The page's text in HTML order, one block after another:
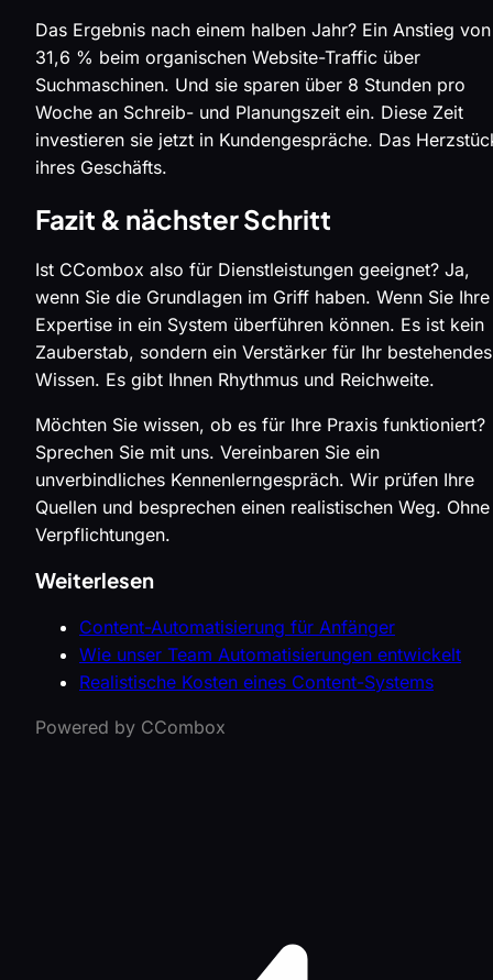
Das Ergebnis nach einem halben Jahr? Ein Anstieg von
31,6 % beim organischen Website-Traffic über
Suchmaschinen. Und sie sparen über 8 Stunden pro
Woche an Schreib- und Planungszeit ein. Diese Zeit
investieren sie jetzt in Kundengespräche. Das
ihres Geschäfts.
Fazit & nächster Schritt
Ist CCombox also für Dienstleistungen geeignet? Ja,
wenn Sie die Grundlagen im Griff haben. Wenn Sie Ihre
Expertise in ein System überführen können. Es ist kein
Zauberstab, sondern ein Verstärker für Ihr bestehendes
Wissen. Es gibt Ihnen Rhythmus und Reichweite.
Möchten Sie wissen, ob es für Ihre Praxis funktioniert?
Sprechen Sie mit uns. Vereinbaren Sie ein
unverbindliches Kennenlerngespräch. Wir prüfen Ihre
Quellen und besprechen einen realistischen Weg. Ohne
Verpflichtungen.
Weiterlesen
Content-Automatisierung für Anfänger
Wie unser Team Automatisierungen entwickelt
Realistische Kosten eines Content-Systems
Powered by CCombox